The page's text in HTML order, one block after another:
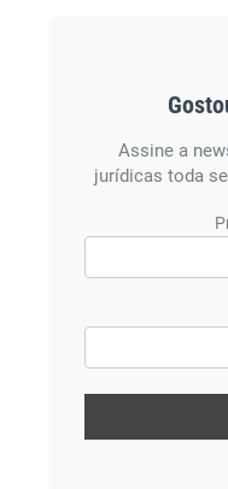
Assine a
jurídicas toda